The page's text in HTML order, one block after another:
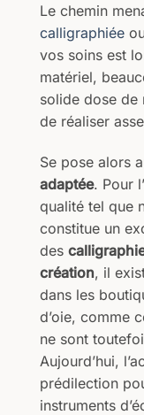
Le chemin
calligraphiée
vos soins est
matériel,
solide dose de
de réaliser
Se pose alors
adaptée. Pour
qualité tel que
constitue un
des
création, il
dans les
d’oie, comme
ne sont
Aujourd’hui,
prédilection
instruments